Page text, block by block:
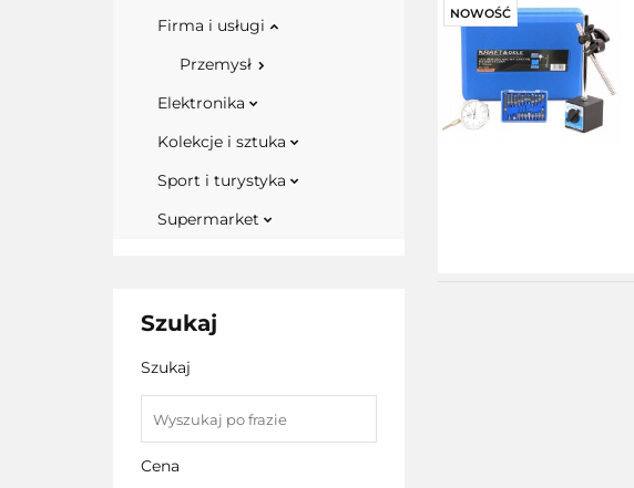
Firma i usługi
Przemysł
Elektronika
Kolekcje i sztuka
Sport i turystyka
Supermarket
Szukaj
Szukaj
Cena
NOWOŚĆ